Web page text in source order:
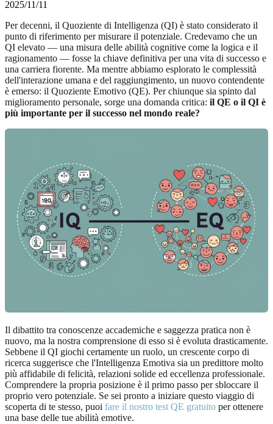
2025/11/11
Per decenni, il Quoziente di Intelligenza (QI) è stato considerato il
punto di riferimento per misurare il potenziale. Credevamo che un
QI elevato — una misura delle abilità cognitive come la logica e il
ragionamento — fosse la chiave definitiva per una vita di successo e
una carriera fiorente. Ma mentre abbiamo esplorato le complessità
dell'interazione umana e del raggiungimento, un nuovo contendente
è emerso: il Quoziente Emotivo (QE). Per chiunque sia spinto dal
miglioramento personale, sorge una domanda critica: il QE o il QI è
più importante per il successo nel mondo reale?
Il dibattito tra conoscenze accademiche e saggezza pratica non è
nuovo, ma la nostra comprensione di esso si è evoluta drasticamente.
Sebbene il QI giochi certamente un ruolo, un crescente corpo di
ricerca suggerisce che l'Intelligenza Emotiva sia un predittore molto
più affidabile di felicità, relazioni solide ed eccellenza professionale.
Comprendere la propria posizione è il primo passo per sbloccare il
proprio vero potenziale. Se sei pronto a iniziare questo viaggio di
scoperta di te stesso, puoi fare il nostro test QE gratuito per ottenere
una base delle tue abilità emotive.